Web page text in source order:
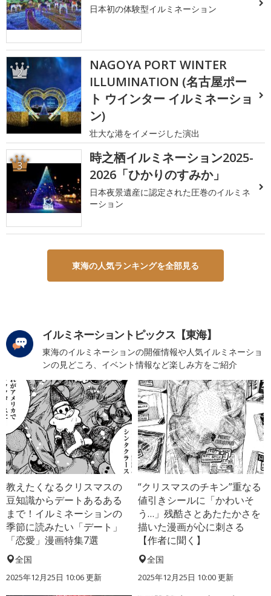
日本初の体験型イルミネーション
2
NAGOYA PORT WINTER
ILLUMINATION (名古屋ポー
ト ウインター イルミネーショ
ン)
壮大な港をイメージした演出
3
時之栖イルミネーション2025-
2026「ひかりのすみか」
日本夜景遺産に認定された圧巻のイルミネ
ーション
東海の人気ランキングを全部見る
イルミネーショントピックス【東海】
東海のイルミネーションの開催情報や人気イルミネーショ
ンの見どころ、イベント情報など楽しみ方をご紹介
教えたくなるクリスマスの
豆知識からデートあるある
まで！イルミネーションの
季節に読みたい「デート」
「恋愛」漫画特集7選
全国
2025年12月25日 10:06 更新
“クリスマスのチキン”重なる
値引きシールに「かわいそ
う…」残酷さとあたたかさを
描いた漫画が心に刺さる
【作者に聞く】
全国
2025年12月25日 10:00 更新